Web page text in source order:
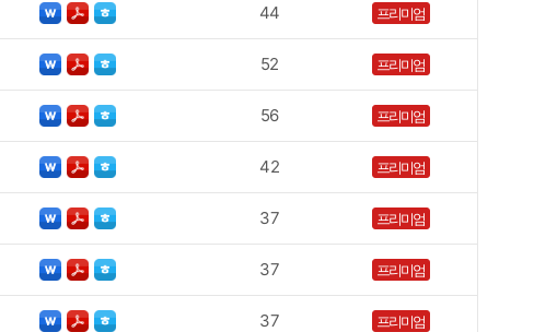
44 프리미엄
52 프리미엄
56 프리미엄
42 프리미엄
37 프리미엄
37 프리미엄
37 프리미엄